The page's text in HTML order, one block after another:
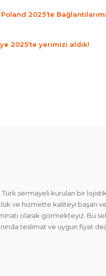
2025’te
2025’te yerimizi aldık!
sermayeli kurulan bir lojistik
ve hizmette kaliteyi başarı ve
olarak görmekteyiz. Bu
teslimat ve uygun fiyat